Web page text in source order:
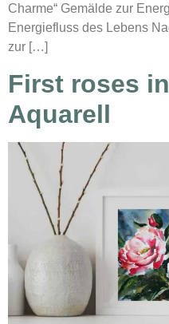
Charme“ Gemälde zur
Energiefluss des Lebens
zur […]
First roses
Aquarell